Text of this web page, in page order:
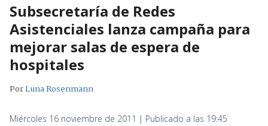
Subsecretaría de Redes
Asistenciales lanza campaña para
mejorar salas de espera de
hospitales
PorLuna Rosenmann
Miércoles 16 noviembre de 2011 | Publicado a las 19:45